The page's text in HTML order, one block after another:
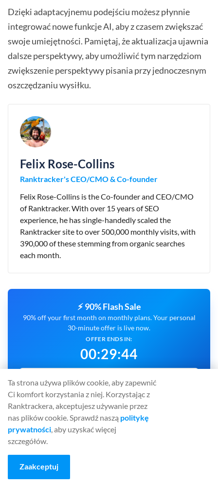
Dzięki adaptacyjnemu podejściu możesz płynnie
integrować nowe funkcje AI, aby z czasem zwiększać
swoje umiejętności. Pamiętaj, że aktualizacja ujawnia
dalsze perspektywy, aby umożliwić tym narzędziom
zwiększenie perspektywy pisania przy jednoczesnym
oszczędzaniu wysiłku.
Felix Rose-Collins
Ranktracker's CEO/CMO & Co-founder
Felix Rose-Collins is the Co-founder and CEO/CMO
of Ranktracker. With over 15 years of SEO
experience, he has single-handedly scaled the
Ranktracker site to over 500,000 monthly visits, with
390,000 of these stemming from organic searches
each month.
⚡ 90% Flash Sale
90% off your first month on monthly plans. Your personal
30-minute offer is live now.
OFFER ENDS IN:
00:29:43
CLAIM 90% OFF NOW
PLATFORMA TYPU "WSZYSTKO W
POZYCJONOWANIA
Ta strona używa plików cookie, aby zapewnić
Ci komfort korzystania z niej. Korzystając z
Ranktrackera, akceptujesz używanie przez
nas plików cookie. Sprawdź naszą politykę
prywatności, aby uzyskać więcej
szczegółów.
Zaakceptuj